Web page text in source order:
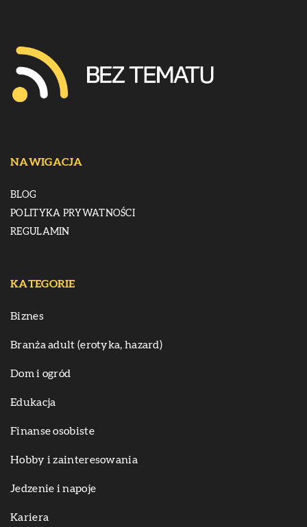
NAWIGACJA
BLOG
POLITYKA PRYWATNOŚCI
REGULAMIN
KATEGORIE
Biznes
Branża adult (erotyka, hazard)
Dom i ogród
Edukacja
Finanse osobiste
Hobby i zainteresowania
Jedzenie i napoje
Kariera